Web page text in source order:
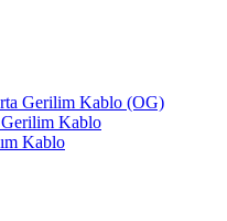
Gerilim Kablo (OG)
Kablo
Kablo